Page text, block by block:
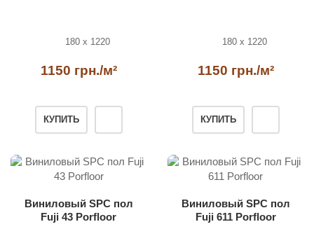
180 x 1220
1150 грн./м²
КУПИТЬ
180 x 1220
1150 грн./м²
КУПИТЬ
Виниловый SPC пол
Fuji 43 Porfloor
Виниловый SPC пол
Fuji 611 Porfloor